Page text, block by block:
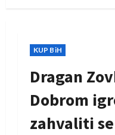
KUP BiH
Dragan
Dobrom
zahvaliti se